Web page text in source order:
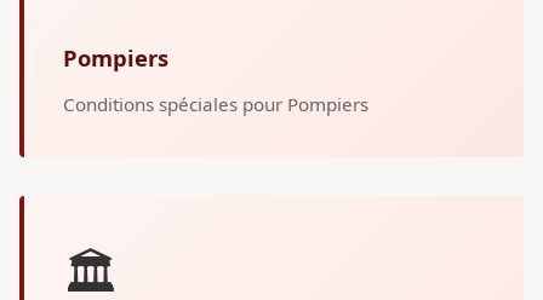
Pompiers
Conditions spéciales pour Pompiers
🏛️